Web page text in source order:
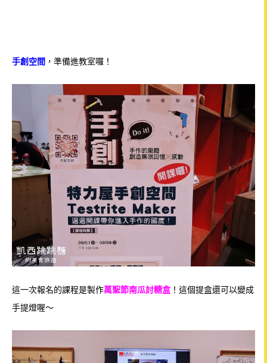
手創空間 ，準備進教室囉！
這一次報名的課程是製作萬聖節南瓜討糖盒！這個提盒還可以變成
手提燈喔～